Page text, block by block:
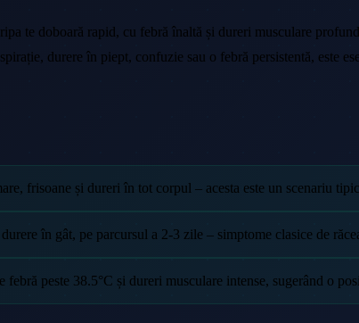
te doboară rapid, cu febră înaltă și dureri musculare
durere în piept, confuzie sau o febră persistentă, este
frisoane și dureri în tot corpul – acesta este un scenariu
în gât, pe parcursul a 2-3 zile – simptome clasice de
peste 38.5°C și dureri musculare intense, sugerând o